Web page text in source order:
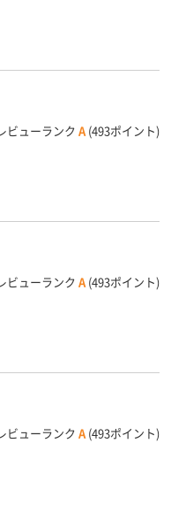
ビューランク A (493ポイント)
ビューランク A (493ポイント)
ビューランク A (493ポイント)